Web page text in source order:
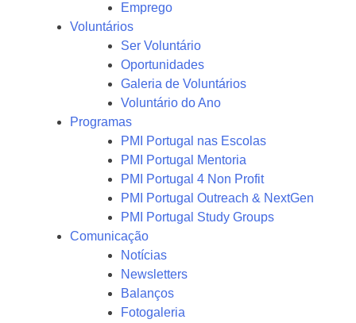
Emprego
Voluntários
Ser Voluntário
Oportunidades
Galeria de Voluntários
Voluntário do Ano
Programas
PMI Portugal nas Escolas
PMI Portugal Mentoria
PMI Portugal 4 Non Profit
PMI Portugal Outreach & NextGen
PMI Portugal Study Groups
Comunicação
Notícias
Newsletters
Balanços
Fotogaleria